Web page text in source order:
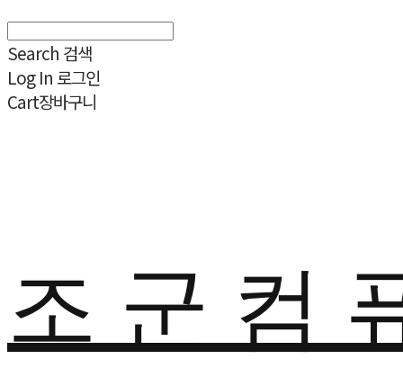
Search 검색
Log In 로그인
Cart장바구니
조 군 컴